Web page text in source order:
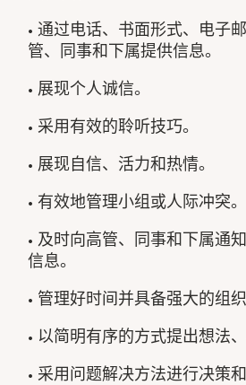
• 通过电话、书面形式、电子
管、同事和下属提供信息。
• 展现个人诚信。
• 采用有效的聆听技巧。
• 展现自信、活力和热情。
• 有效地管理小组或人际冲突。
• 及时向高管、同事和下属通
信息。
• 管理好时间并具备强大的组织
• 以简明有序的方式提出想法
• 采用问题解决方法进行决策和